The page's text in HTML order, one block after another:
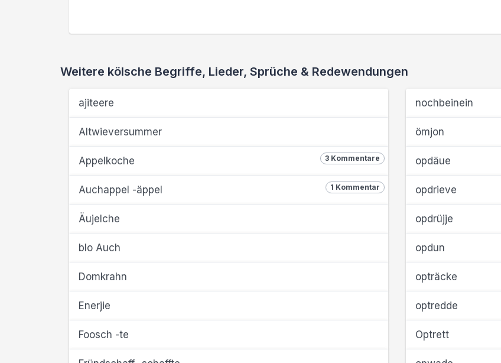
Weitere kölsche Begriffe, Lieder, Sprüche & Redewendungen
ajiteere
Altwieversummer
3 Kommentare
Appelkoche
1 Kommentar
Auchappel -äppel
Äujelche
blo Auch
Domkrahn
Enerjie
Foosch -te
nochbeinein
ömjon
opdäue
opdrieve
opdrüjje
opdun
opträcke
optredde
Optrett